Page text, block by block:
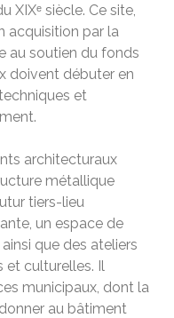
XIXᵉ siècle. Ce site,
acquisition par la
au soutien du fonds
doivent débuter en
et
architecturaux
métallique
tiers-lieu
un espace de
que des ateliers
et culturelles. Il
municipaux, dont la
au bâtiment